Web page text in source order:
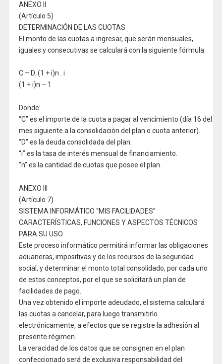
ANEXO II
(Artículo 5)
DETERMINACIÓN DE LAS CUOTAS
El monto de las cuotas a ingresar, que serán mensuales,
iguales y consecutivas se calculará con la siguiente fórmula:
C – D. (1 + i)n . i
(1 + i)n – 1
Donde:
“C” es el importe de la cuota a pagar al vencimiento (día 16 del
mes siguiente a la consolidación del plan o cuota anterior).
“D” es la deuda consolidada del plan.
“i” es la tasa de interés mensual de financiamiento.
“n” es la cantidad de cuotas que posee el plan.
ANEXO III
(Artículo 7)
SISTEMA INFORMÁTICO “MIS FACILIDADES”
CARACTERÍSTICAS, FUNCIONES Y ASPECTOS TÉCNICOS
PARA SU USO
Este proceso informático permitirá informar las obligaciones
aduaneras, impositivas y de los recursos de la seguridad
social, y determinar el monto total consolidado, por cada uno
de estos conceptos, por el que se solicitará un plan de
facilidades de pago.
Una vez obtenido el importe adeudado, el sistema calculará
las cuotas a cancelar, para luego transmitirlo
electrónicamente, a efectos que se registre la adhesión al
presente régimen.
La veracidad de los datos que se consignen en el plan
confeccionado será de exclusiva responsabilidad del